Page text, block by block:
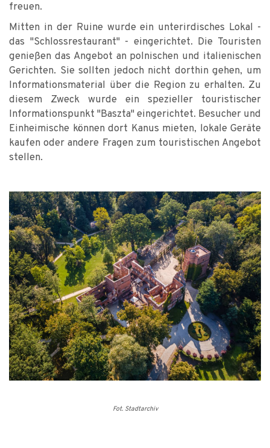
freuen.
Mitten in der Ruine wurde ein unterirdisches Lokal -
das "Schlossrestaurant" - eingerichtet. Die Touristen
genießen das Angebot an polnischen und italienischen
Gerichten. Sie sollten jedoch nicht dorthin gehen, um
Informationsmaterial über die Region zu erhalten. Zu
diesem Zweck wurde ein spezieller touristischer
Informationspunkt "Baszta" eingerichtet. Besucher und
Einheimische können dort Kanus mieten, lokale Geräte
kaufen oder andere Fragen zum touristischen Angebot
stellen.
Fot. Stadtarchiv